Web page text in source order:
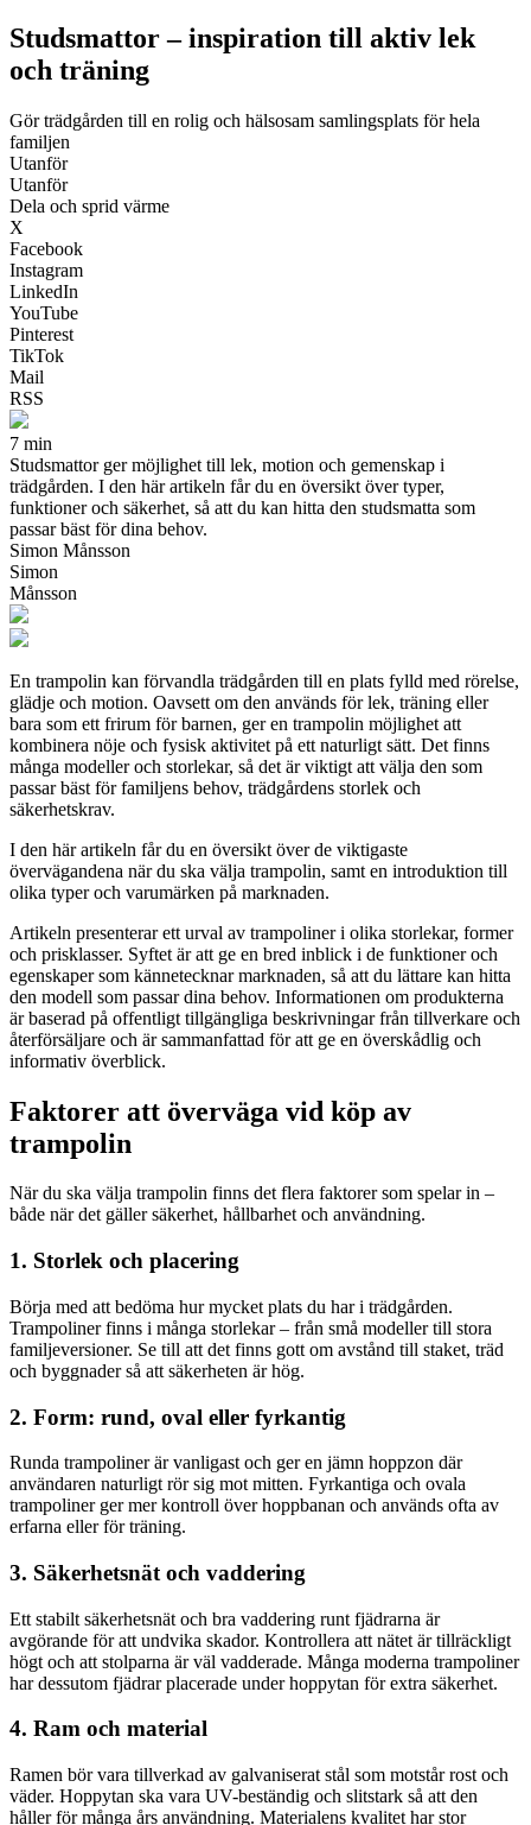
Studsmattor – inspiration till aktiv lek
och träning
Gör trädgården till en rolig och hälsosam samlingsplats för hela
familjen
Utanför
Utanför
Dela och sprid värme
X
Facebook
Instagram
LinkedIn
YouTube
Pinterest
TikTok
Mail
RSS
7 min
Studsmattor ger möjlighet till lek, motion och gemenskap i
trädgården. I den här artikeln får du en översikt över typer,
funktioner och säkerhet, så att du kan hitta den studsmatta som
passar bäst för dina behov.
Simon Månsson
Simon
Månsson
En trampolin kan förvandla trädgården till en plats fylld med rörelse,
glädje och motion. Oavsett om den används för lek, träning eller
bara som ett frirum för barnen, ger en trampolin möjlighet att
kombinera nöje och fysisk aktivitet på ett naturligt sätt. Det finns
många modeller och storlekar, så det är viktigt att välja den som
passar bäst för familjens behov, trädgårdens storlek och
säkerhetskrav.
I den här artikeln får du en översikt över de viktigaste
övervägandena när du ska välja trampolin, samt en introduktion till
olika typer och varumärken på marknaden.
Artikeln presenterar ett urval av trampoliner i olika storlekar, former
och prisklasser. Syftet är att ge en bred inblick i de funktioner och
egenskaper som kännetecknar marknaden, så att du lättare kan hitta
den modell som passar dina behov. Informationen om produkterna
är baserad på offentligt tillgängliga beskrivningar från tillverkare och
återförsäljare och är sammanfattad för att ge en överskådlig och
informativ överblick.
Faktorer att överväga vid köp av
trampolin
När du ska välja trampolin finns det flera faktorer som spelar in –
både när det gäller säkerhet, hållbarhet och användning.
1. Storlek och placering
Börja med att bedöma hur mycket plats du har i trädgården.
Trampoliner finns i många storlekar – från små modeller till stora
familjeversioner. Se till att det finns gott om avstånd till staket, träd
och byggnader så att säkerheten är hög.
2. Form: rund, oval eller fyrkantig
Runda trampoliner är vanligast och ger en jämn hoppzon där
användaren naturligt rör sig mot mitten. Fyrkantiga och ovala
trampoliner ger mer kontroll över hoppbanan och används ofta av
erfarna eller för träning.
3. Säkerhetsnät och vaddering
Ett stabilt säkerhetsnät och bra vaddering runt fjädrarna är
avgörande för att undvika skador. Kontrollera att nätet är tillräckligt
högt och att stolparna är väl vadderade. Många moderna trampoliner
har dessutom fjädrar placerade under hoppytan för extra säkerhet.
4. Ram och material
Ramen bör vara tillverkad av galvaniserat stål som motstår rost och
väder. Hoppytan ska vara UV-beständig och slitstark så att den
håller för många års användning. Materialens kvalitet har stor